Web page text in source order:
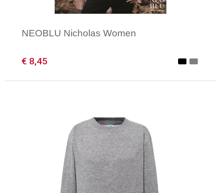
NEOBLU Nicholas Women
€ 8,45